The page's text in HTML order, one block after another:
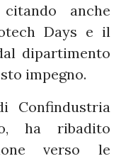
anche
Days e il
dipartimento
impegno.
Confindustria
ha ribadito
verso le